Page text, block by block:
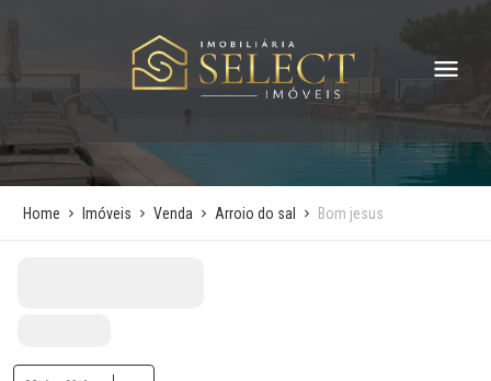
Home Imóveis Venda Arroio do sal Bom jesus